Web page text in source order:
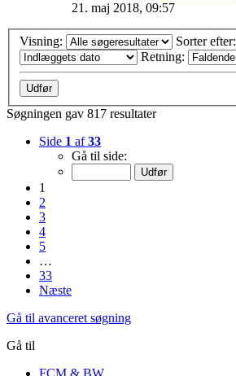
21. maj 2018, 09:57
Visning:
Sorter efter:
Retning:
Søgningen gav 817 resultater
Side 1 af33
Gå til side:
1
2
3
4
5
…
33
Næste
Gå til avanceret søgning
Gå til